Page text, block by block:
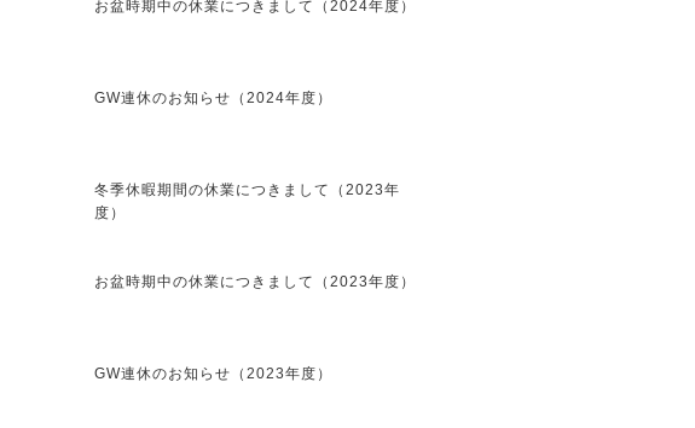
お盆時期中の休業につきまして（2024年度）
GW連休のお知らせ（2024年度）
冬季休暇期間の休業につきまして（2023年
度）
お盆時期中の休業につきまして（2023年度）
GW連休のお知らせ（2023年度）